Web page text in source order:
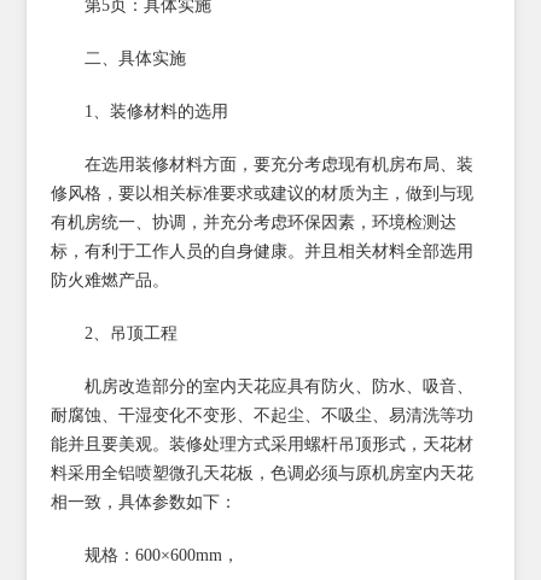
第5页：具体实施
二、具体实施
1、装修材料的选用
在选用装修材料方面，要充分考虑现有机房布局、装
修风格，要以相关标准要求或建议的材质为主，做到与现
有机房统一、协调，并充分考虑环保因素，环境检测达
标，有利于工作人员的自身健康。并且相关材料全部选用
防火难燃产品。
2、吊顶工程
机房改造部分的室内天花应具有防火、防水、吸音、
耐腐蚀、干湿变化不变形、不起尘、不吸尘、易清洗等功
能并且要美观。装修处理方式采用螺杆吊顶形式，天花材
料采用全铝喷塑微孔天花板，色调必须与原机房室内天花
相一致，具体参数如下：
规格：600×600mm，